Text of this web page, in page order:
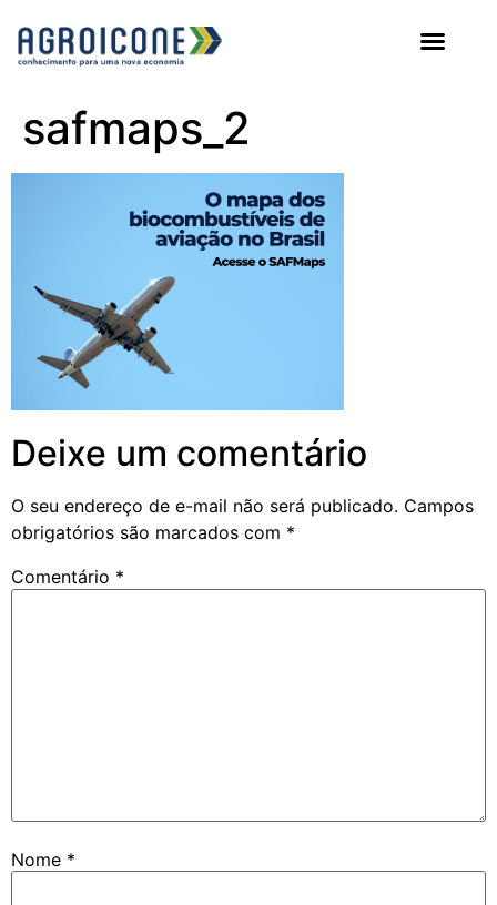
safmaps_2
Deixe um comentário
O seu endereço de e-mail não será publicado. Campos
obrigatórios são marcados com *
Comentário *
Nome *